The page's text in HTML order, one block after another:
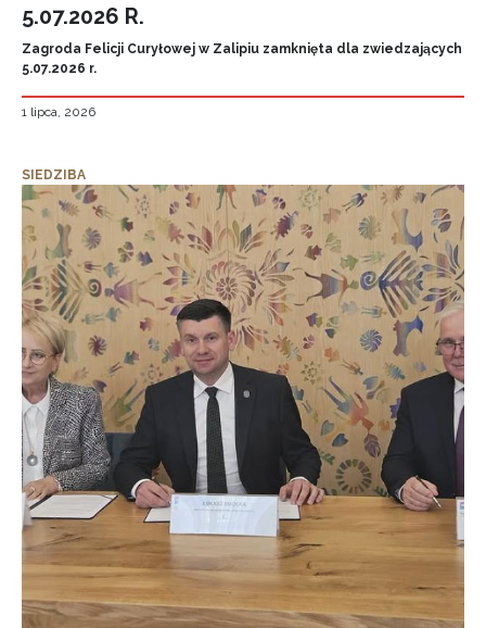
5.07.2026 R.
Zagroda Felicji Curyłowej w Zalipiu zamknięta dla zwiedzających
5.07.2026 r.
1 lipca, 2026
SIEDZIBA